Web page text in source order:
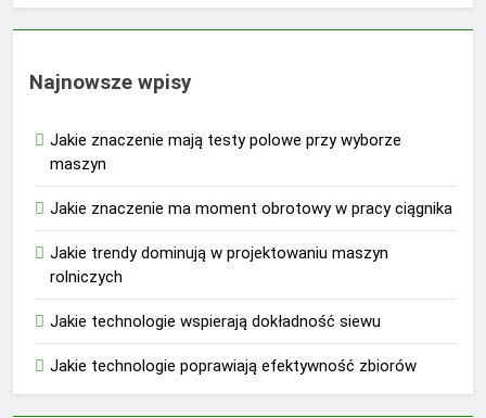
Najnowsze wpisy
Jakie znaczenie mają testy polowe przy wyborze
maszyn
Jakie znaczenie ma moment obrotowy w pracy ciągnika
Jakie trendy dominują w projektowaniu maszyn
rolniczych
Jakie technologie wspierają dokładność siewu
Jakie technologie poprawiają efektywność zbiorów